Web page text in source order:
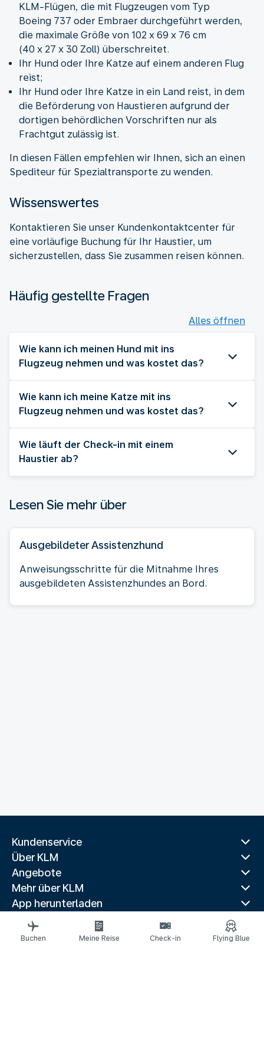
KLM-Flügen, die mit Flugzeugen vom Typ
Boeing 737 oder Embraer durchgeführt werden,
die maximale Größe von 102 x 69 x 76 cm
(40 x 27 x 30 Zoll) überschreitet.
Ihr Hund oder Ihre Katze auf einem anderen Flug
reist;
Ihr Hund oder Ihre Katze in ein Land reist, in dem
die Beförderung von Haustieren aufgrund der
dortigen behördlichen Vorschriften nur als
Frachtgut zulässig ist.
In diesen Fällen empfehlen wir Ihnen, sich an einen
Spediteur für Spezialtransporte zu wenden.
Wissenswertes
Kontaktieren Sie unser Kundenkontaktcenter für
eine vorläufige Buchung für Ihr Haustier, um
sicherzustellen, dass Sie zusammen reisen können.
Häufig gestellte Fragen
Alles öffnen
Wie kann ich meinen Hund mit ins
Flugzeug nehmen und was kostet das?
Wie kann ich meine Katze mit ins
Flugzeug nehmen und was kostet das?
Wie läuft der Check-in mit einem
Haustier ab?
Lesen Sie mehr über
Ausgebildeter Assistenzhund
Anweisungsschritte für die Mitnahme Ihres
ausgebildeten Assistenzhundes an Bord.
Kundenservice
Über KLM
Angebote
Mehr über KLM
App herunterladen
Verwandte Websites
Reiseführer
Buchen Meine Reise Check-in Flying Blue